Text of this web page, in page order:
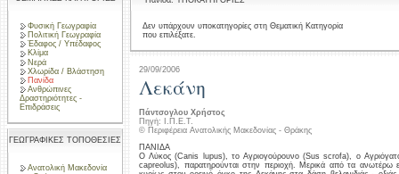
Φυσική Γεωγραφία
Πολιτική Γεωγραφία
Έδαφος / Υπέδαφος
Κλίμα
Νερά
Χλωρίδα / Βλάστηση
Πανίδα
Ανθρώπινες
Δραστηριότητες -
Επιδράσεις
ΓΕΩΓΡΑΦΙΚΕΣ ΤΟΠΟΘΕΣΙΕΣ
Ανατολική Μακεδονία
Δεν υπάρχουν υποκατηγορίες στη Θεματική Κατηγορία
που επιλέξατε.
29/09/2006
Λεκάνη
Πάντσογλου Χρήστος
Πηγή: Ι.Π.Ε.Τ.
© Περιφέρεια Ανατολικής Μακεδονίας - Θράκης
ΠΑΝΙΔΑ
Ο Λύκος (Canis lupus), το Αγριογούρουνο (Sus scrofa), ο
capreolus), παρατηρούνται στην περιοχή. Μερικά από τα ανωτέρω